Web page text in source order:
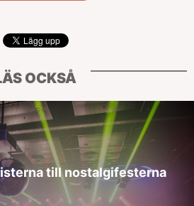
OCKSÅ
till nostalgifesterna